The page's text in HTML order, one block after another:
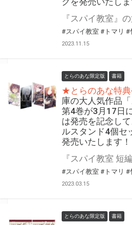
#スパイ教室 #トマリ #
2023.11.15
とらのあな限定版 書籍
★とらのあな特
庫の大人気作品
第4巻が3月17日
は発売を記念し
ルスタンド4個セ
発売いたします！
#スパイ教室 #トマリ #
2023.03.15
とらのあな限定版 書籍